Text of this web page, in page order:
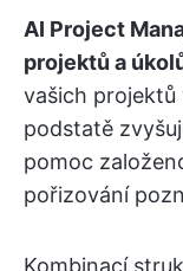
AI Project
projektů a
vašich projektů
podstatě
pomoc
pořizování
Kombinací